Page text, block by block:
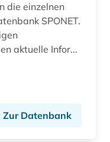
die einzelnen
SPONET.
aktuelle Infor...
Zur Datenbank